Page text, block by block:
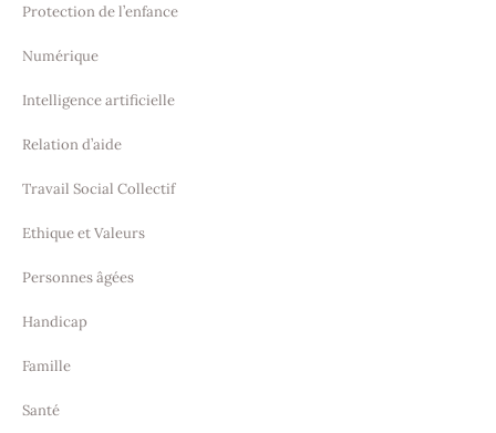
Protection de l’enfance
Numérique
Intelligence artificielle
Relation d’aide
Travail Social Collectif
Ethique et Valeurs
Personnes âgées
Handicap
Famille
Santé